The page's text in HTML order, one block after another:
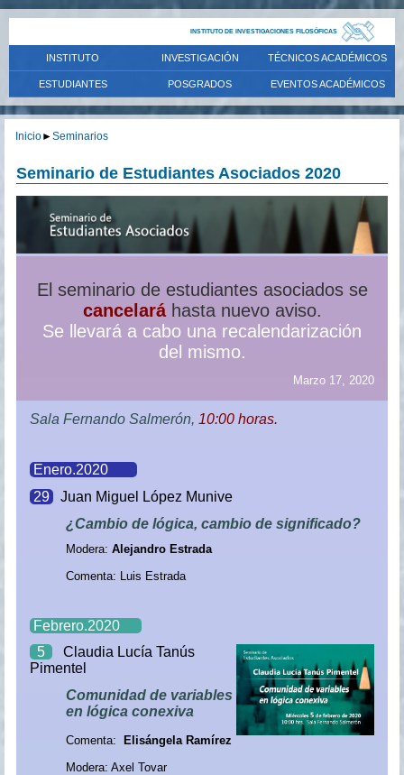
INSTITUTO DE INVESTIGACIONES FILOSÓFICAS
INSTITUTO INVESTIGACIÓN TÉCNICOS ACADÉMICOS
ESTUDIANTES POSGRADOS EVENTOS ACADÉMICOS
Inicio►Seminarios
Seminario de Estudiantes Asociados 2020
El seminario de estudiantes asociados se
cancelaráhasta nuevo aviso.
Se llevará a cabo una recalendarización
del mismo.
Marzo 17, 2020
Sala Fernando Salmerón, 10:00 horas.
Enero.2020
29 Juan Miguel López Munive
¿Cambio de lógica, cambio de significado?
Modera:Alejandro Estrada
Comenta: Luis Estrada
Febrero.2020
5
Claudia Lucía Tanús
Pimentel
Comunidad de variables
en lógica conexiva
Comenta:
Elisángela Ramírez
Modera: Axel Tovar